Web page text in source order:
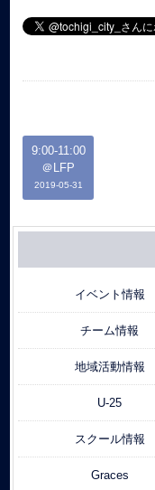
9:00-11:00
＠LFP
2019-05-31
イベント情報
チーム情報
地域活動情報
U-25
スクール情報
Graces